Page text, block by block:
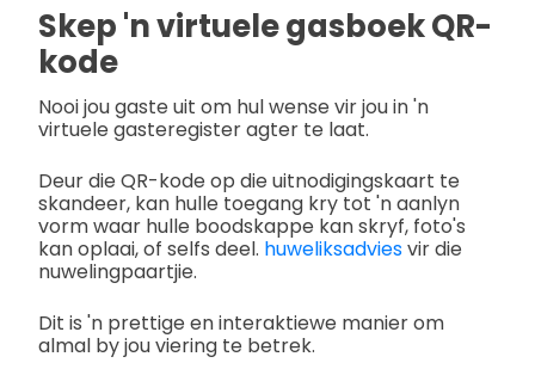
Skep 'n virtuele gasboek QR-
kode
Nooi jou gaste uit om hul wense vir jou in 'n
virtuele gasteregister agter te laat.
Deur die QR-kode op die uitnodigingskaart te
skandeer, kan hulle toegang kry tot 'n aanlyn
vorm waar hulle boodskappe kan skryf, foto's
kan oplaai, of selfs deel. huweliksadviesvir die
nuwelingpaartjie.
Dit is 'n prettige en interaktiewe manier om
almal by jou viering te betrek.